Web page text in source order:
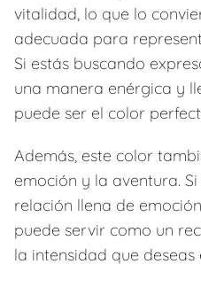
vitalidad, lo que lo
adecuada para
Si estás buscando
una manera enérgica y
puede ser el color
Además, este color
emoción y la aventura.
relación llena de
puede servir como un
la intensidad que